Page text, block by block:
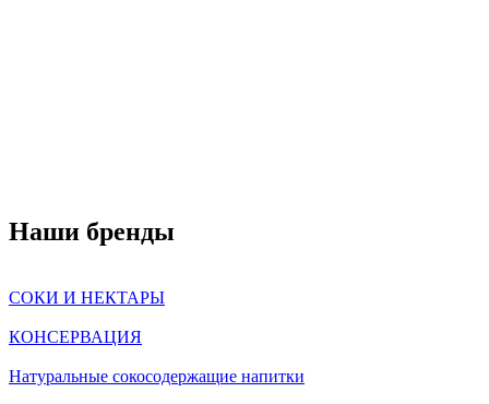
Наши бренды
СОКИ И НЕКТАРЫ
КОНСЕРВАЦИЯ
Натуральные сокосодержащие напитки